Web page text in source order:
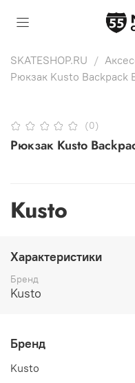
SKATESHOP.RU
Рюкзак Kusto Backpack
(0)
Рюкзак Kusto
Kusto
Характеристики
Бренд
Kusto
Бренд
Kusto